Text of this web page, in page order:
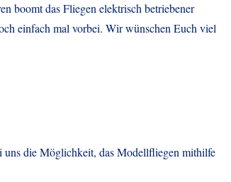
boomt das Fliegen elektrisch betriebener
einfach mal vorbei. Wir wünschen Euch viel
uns die Möglichkeit, das Modellfliegen mithilfe